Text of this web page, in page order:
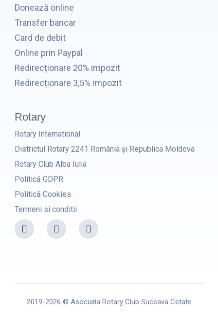
Donează online
Transfer bancar
Card de debit
Online prin Paypal
Redirecționare 20% impozit
Redirecționare 3,5% impozit
Rotary
Rotary International
Districtul Rotary 2241 România și Republica Moldova
Rotary Club Alba Iulia
Politică GDPR
Politică Cookies
Termeni si conditii
F
a
c
o
I
n
s
r
m
Y
o
u
e
2019-2026 © Asociația Rotary Club Suceava Cetate